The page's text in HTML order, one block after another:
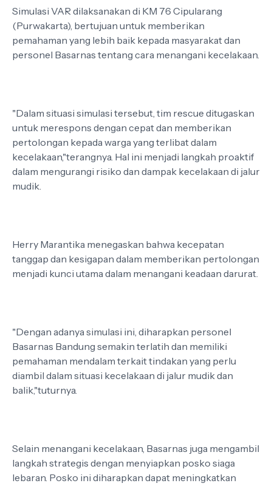
Simulasi VAR dilaksanakan di KM 76 Cipularang
(Purwakarta), bertujuan untuk memberikan
pemahaman yang lebih baik kepada masyarakat dan
personel Basarnas tentang cara menangani kecelakaan.
"Dalam situasi simulasi tersebut, tim rescue ditugaskan
untuk merespons dengan cepat dan memberikan
pertolongan kepada warga yang terlibat dalam
kecelakaan,"terangnya. Hal ini menjadi langkah proaktif
dalam mengurangi risiko dan dampak kecelakaan di jalur
mudik.
Herry Marantika menegaskan bahwa kecepatan
tanggap dan kesigapan dalam memberikan pertolongan
menjadi kunci utama dalam menangani keadaan darurat.
"Dengan adanya simulasi ini, diharapkan personel
Basarnas Bandung semakin terlatih dan memiliki
pemahaman mendalam terkait tindakan yang perlu
diambil dalam situasi kecelakaan di jalur mudik dan
balik,"tuturnya.
Selain menangani kecelakaan, Basarnas juga mengambil
langkah strategis dengan menyiapkan posko siaga
lebaran. Posko ini diharapkan dapat meningkatkan